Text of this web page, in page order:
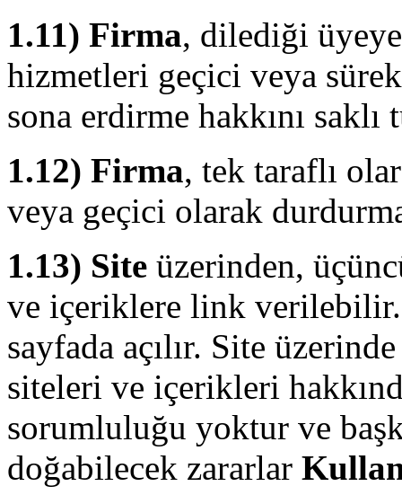
1.11) Firma, dilediği
hizmetleri geçici veya
sona erdirme hakkını saklı
1.12) Firma, tek taraflı
veya geçici olarak
1.13) Site üzerinden,
ve içeriklere link
sayfada açılır. Site
siteleri ve içerikleri
sorumluluğu yoktur ve
doğabilecek zararlar